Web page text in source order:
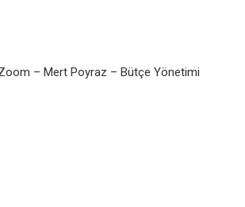
– Mert Poyraz – Bütçe Yönetimi